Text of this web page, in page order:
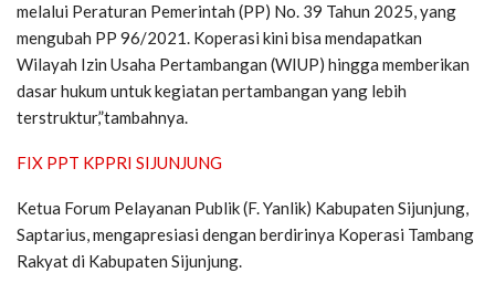
melalui Peraturan Pemerintah (PP) No. 39 Tahun 2025, yang
mengubah PP 96/2021. Koperasi kini bisa mendapatkan
Wilayah Izin Usaha Pertambangan (WIUP) hingga memberikan
dasar hukum untuk kegiatan pertambangan yang lebih
terstruktur,”tambahnya.
FIX PPT KPPRI SIJUNJUNG
Ketua Forum Pelayanan Publik (F. Yanlik) Kabupaten Sijunjung,
Saptarius, mengapresiasi dengan berdirinya Koperasi Tambang
Rakyat di Kabupaten Sijunjung.